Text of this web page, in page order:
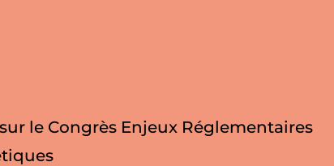
le Congrès Enjeux Réglementaires